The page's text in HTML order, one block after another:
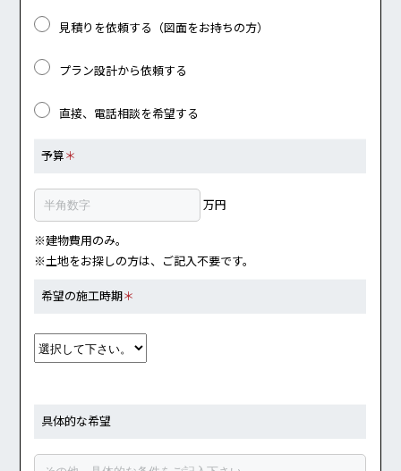
見積りを依頼する（図面をお持ちの方）
プラン設計から依頼する
直接、電話相談を希望する
予算 ＊
万円
※建物費用のみ。
※土地をお探しの方は、ご記入不要です。
希望の施工時期 ＊
具体的な希望